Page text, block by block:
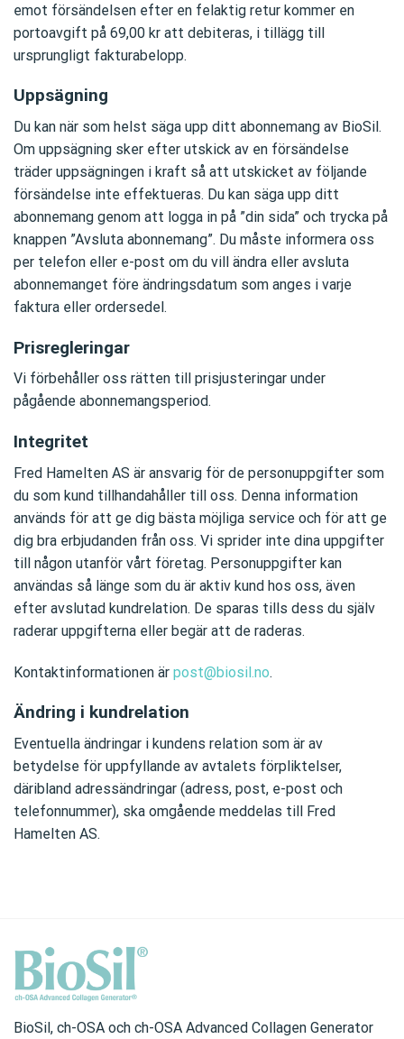
emot försändelsen efter en felaktig retur kommer en
portoavgift på 69,00 kr att debiteras, i tillägg till
ursprungligt fakturabelopp.
Uppsägning
Du kan när som helst säga upp ditt abonnemang av BioSil.
Om uppsägning sker efter utskick av en försändelse
träder uppsägningen i kraft så att utskicket av följande
försändelse inte effektueras. Du kan säga upp ditt
abonnemang genom att logga in på ”din sida” och trycka på
knappen ”Avsluta abonnemang”. Du måste informera oss
per telefon eller e-post om du vill ändra eller avsluta
abonnemanget före ändringsdatum som anges i varje
faktura eller ordersedel.
Prisregleringar
Vi förbehåller oss rätten till prisjusteringar under
pågående abonnemangsperiod.
Integritet
Fred Hamelten AS är ansvarig för de personuppgifter som
du som kund tillhandahåller till oss. Denna information
används för att ge dig bästa möjliga service och för att ge
dig bra erbjudanden från oss. Vi sprider inte dina uppgifter
till någon utanför vårt företag. Personuppgifter kan
användas så länge som du är aktiv kund hos oss, även
efter avslutad kundrelation. De sparas tills dess du själv
raderar uppgifterna eller begär att de raderas.
Kontaktinformationen är post@biosil.no.
Ändring i kundrelation
Eventuella ändringar i kundens relation som är av
betydelse för uppfyllande av avtalets förpliktelser,
däribland adressändringar (adress, post, e-post och
telefonnummer), ska omgående meddelas till Fred
Hamelten AS.
BioSil, ch-OSA och ch-OSA Advanced Collagen Generator